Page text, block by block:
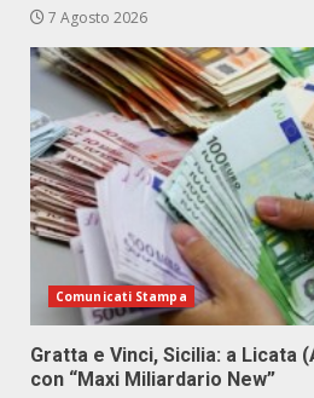
7 Agosto 2026
Comunicati Stampa
Gratta e Vinci, Sicilia: a Licata
con “Maxi Miliardario New”